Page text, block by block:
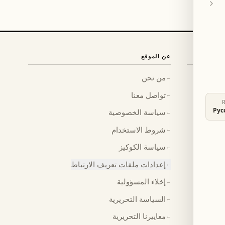
عن الموقع
← من نحن
←تواصل معنا
← سياسة الخصوصية
← شروط الاستخدام
← سياسة الكوكيز
← إعدادات ملفات تعريف الارتباط
← إخلاء المسؤولية
← السياسة التحريرية
← معاييرنا التحريرية